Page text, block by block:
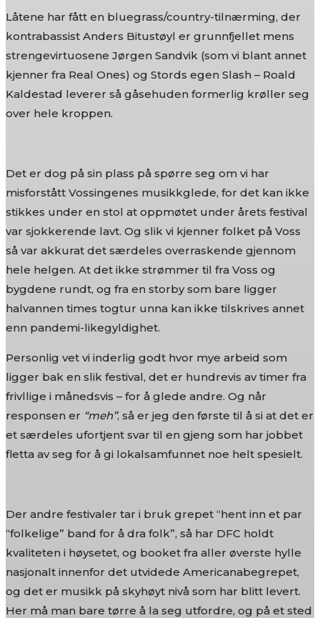
Låtene har fått en bluegrass/country-tilnærming, der
kontrabassist Anders Bitustøyl er grunnfjellet mens
strengevirtuosene Jørgen Sandvik (som vi blant annet
kjenner fra Real Ones) og Stords egen Slash – Roald
Kaldestad leverer så gåsehuden formerlig krøller seg
over hele kroppen.
Det er dog på sin plass på spørre seg om vi har
misforstått Vossingenes musikkglede, for det kan ikke
stikkes under en stol at oppmøtet under årets festival
var sjokkerende lavt. Og slik vi kjenner folket på Voss
så var akkurat det særdeles overraskende gjennom
hele helgen. At det ikke strømmer til fra Voss og
bygdene rundt, og fra en storby som bare ligger
halvannen times togtur unna kan ikke tilskrives annet
enn pandemi-likegyldighet.
Personlig vet vi inderlig godt hvor mye arbeid som
ligger bak en slik festival, det er hundrevis av timer fra
frivllige i månedsvis – for å glede andre. Og når
responsen er “meh”, så er jeg den første til å si at det er
et særdeles ufortjent svar til en gjeng som har jobbet
fletta av seg for å gi lokalsamfunnet noe helt spesielt.
Der andre festivaler tar i bruk grepet “hent inn et par
“folkelige” band for å dra folk”, så har DFC holdt
kvaliteten i høysetet, og booket fra aller øverste hylle
nasjonalt innenfor det utvidede Americanabegrepet,
og det er musikk på skyhøyt nivå som har blitt levert.
Her må man bare tørre å la seg utfordre, og på et sted